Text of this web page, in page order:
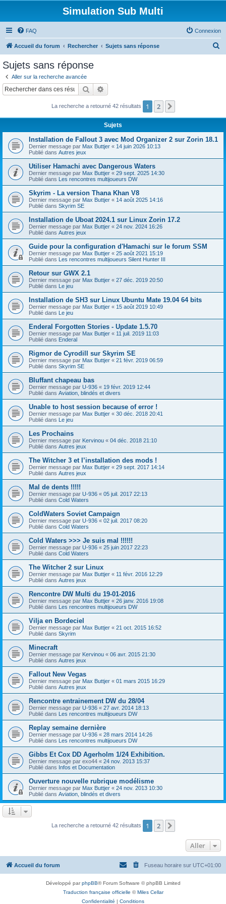
Simulation Sub Multi
FAQ Connexion
Accueil du forum Rechercher Sujets sans réponse
c
Sujets sans réponse
Aller sur la recherche avancée
Rechercher
La recherche a retourné 42 résultats 1 2
Sujets
Installation de Fallout 3 avec Mod Organizer 2 sur Zorin 18.1
Dernier message par Max Buttjer « 14 juin 2026 10:13
Publié dans Autres jeux
Utiliser Hamachi avec Dangerous Waters
Dernier message par Max Buttjer « 29 sept. 2025 14:30
Publié dans Les rencontres multijoueurs DW
Skyrim - La version Thana Khan V8
Dernier message par Max Buttjer « 14 août 2025 14:16
Publié dans Skyrim SE
Installation de Uboat 2024.1 sur Linux Zorin 17.2
Dernier message par Max Buttjer « 24 nov. 2024 16:26
Publié dans Autres jeux
Guide pour la configuration d'Hamachi sur le forum SSM
Dernier message par Max Buttjer « 25 août 2021 15:19
Publié dans Les rencontres multijoueurs Silent Hunter III
Retour sur GWX 2.1
Dernier message par Max Buttjer « 27 déc. 2019 20:50
Publié dans Le jeu
Installation de SH3 sur Linux Ubuntu Mate 19.04 64 bits
Dernier message par Max Buttjer « 15 août 2019 10:49
Publié dans Le jeu
Enderal Forgotten Stories - Update 1.5.70
Dernier message par Max Buttjer « 11 juil. 2019 11:03
Publié dans Enderal
Rigmor de Cyrodill sur Skyrim SE
Dernier message par Max Buttjer « 21 févr. 2019 06:59
Publié dans Skyrim SE
Bluffant chapeau bas
Dernier message par U-936 « 19 févr. 2019 12:44
Publié dans Aviation, blindés et divers
Unable to host session because of error !
Dernier message par Max Buttjer « 30 déc. 2018 20:41
Publié dans Le jeu
Les Prochains
Dernier message par Kervinou « 04 déc. 2018 21:10
Publié dans Autres jeux
The Witcher 3 et l’installation des mods !
Dernier message par Max Buttjer « 29 sept. 2017 14:14
Publié dans Autres jeux
Mal de dents !!!!!
Dernier message par U-936 « 05 juil. 2017 22:13
Publié dans Cold Waters
ColdWaters Soviet Campaign
Dernier message par U-936 « 02 juil. 2017 08:20
Publié dans Cold Waters
Cold Waters >>> Je suis mal !!!!!!
Dernier message par U-936 « 25 juin 2017 22:23
Publié dans Cold Waters
The Witcher 2 sur Linux
Dernier message par Max Buttjer « 11 févr. 2016 12:29
Publié dans Autres jeux
Rencontre DW Multi du 19-01-2016
Dernier message par Max Buttjer « 26 janv. 2016 19:08
Publié dans Les rencontres multijoueurs DW
Vilja en Bordeciel
Dernier message par Max Buttjer « 21 oct. 2015 16:52
Publié dans Skyrim
Minecraft
Dernier message par Kervinou « 06 avr. 2015 21:30
Publié dans Autres jeux
Fallout New Vegas
Dernier message par Max Buttjer « 01 mars 2015 16:29
Publié dans Autres jeux
Rencontre entrainement DW du 28/04
Dernier message par U-936 « 27 avr. 2014 18:13
Publié dans Les rencontres multijoueurs DW
Replay semaine dernière
Dernier message par U-936 « 28 mars 2014 14:26
Publié dans Les rencontres multijoueurs DW
Gibbs Et Cox DD Agerholm 1/24 Exhibition.
Dernier message par exo44 « 24 nov. 2013 15:37
Publié dans Infos et Documentation
Ouverture nouvelle rubrique modélisme
Dernier message par Max Buttjer « 24 nov. 2013 10:30
Publié dans Aviation, blindés et divers
La recherche a retourné 42 résultats 1 2
Aller
Accueil du forum Fuseau horaire sur UTC+01:00
Développé parphpBB® Forum Software © phpBB Limited
Traduction française officielle ©Miles Cellar
Confidentialité | Conditions